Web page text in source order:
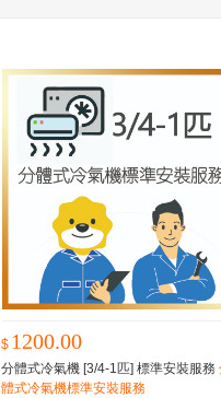
$ 1200.00
分體式冷氣機 [3/4-1匹] 標準安裝服務
體式冷氣機標準安裝服務